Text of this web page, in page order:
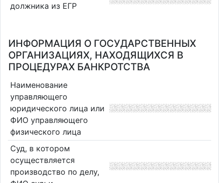
должника из ЕГР
ИНФОРМАЦИЯ О ГОСУДАРСТВЕННЫХ
ОРГАНИЗАЦИЯХ, НАХОДЯЩИХСЯ В
ПРОЦЕДУРАХ БАНКРОТСТВА
Наименование
управляющего
юридического лица или
ФИО управляющего
физического лица
Суд, в котором
осуществляется
производство по делу,